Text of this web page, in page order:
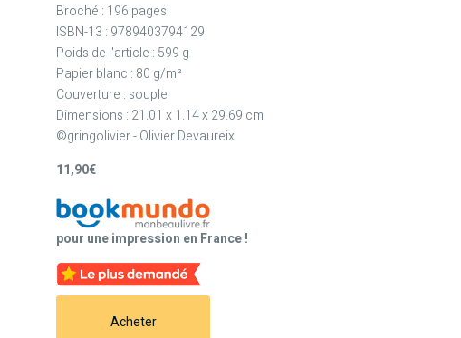
Broché : 196 pages
ISBN-13 : 9789403794129
Poids de l'article : 599 g
Papier blanc : 80 g/m²
Couverture : souple
Dimensions : 21.01 x 1.14 x 29.69 cm
©gringolivier - Olivier Devaureix
11,90€
pour une impression en France !
Acheter